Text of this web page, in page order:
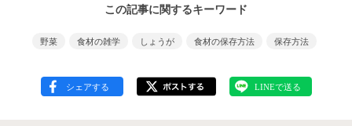
この記事に関するキーワード
野菜 食材の雑学 しょうが 食材の保存方法 保存方法